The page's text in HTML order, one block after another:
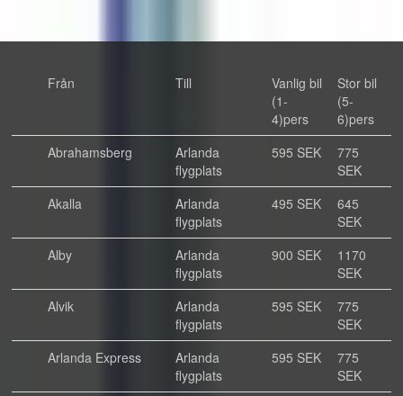
Från Till
Vanlig bil
(1-
4)pers
Stor bil
(5-
6)pers
Abrahamsberg
Arlanda
flygplats
595 SEK
775
SEK
Akalla
Arlanda
flygplats
495 SEK
645
SEK
Alby
Arlanda
flygplats
900 SEK
1170
SEK
Alvik
Arlanda
flygplats
595 SEK
775
SEK
Arlanda Express
Arlanda
flygplats
595 SEK
775
SEK